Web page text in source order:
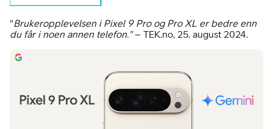
"Brukeropplevelsen i Pixel 9 Pro og Pro XL er bedre enn
du får i noen annen telefon."– TEK.no, 25. august 2024.